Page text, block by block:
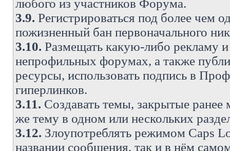
любого из участников Форума.
3.9. Регистрироваться под более чем
пожизненный бан первоначального
3.10. Размещать какую-либо рекламу
непрофильных форумах, а также
ресурсы, использовать подпись в
гиперлинков.
3.11. Создавать темы, закрытые ранее
же тему в одном или нескольких
3.12. Злоупотреблять режимом Caps
названии сообщения, так и в нём